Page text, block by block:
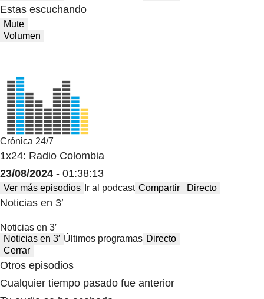
Estas escuchando
Mute
Volumen
Crónica 24/7
1x24: Radio Colombia
23/08/2024 - 01:38:13
Ver más episodios Ir al podcast Compartir Directo
Noticias en 3′
Noticias en 3′
Noticias en 3′ Últimos programas Directo
Cerrar
Otros episodios
Cualquier tiempo pasado fue anterior